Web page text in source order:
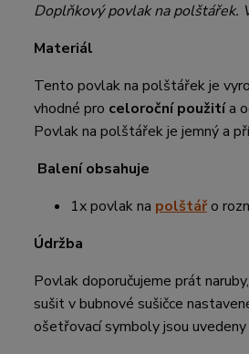
Doplňkový povlak na polštářek.
Materiál
Tento povlak na polštářek je
vhodné pro celoroční použitía
Povlak na polštářek je jemný a
Balení obsahuje
1x povlak na polštářo
Údržba
Povlak doporučujeme prát
sušit v bubnové sušičce
ošetřovací symboly jsou